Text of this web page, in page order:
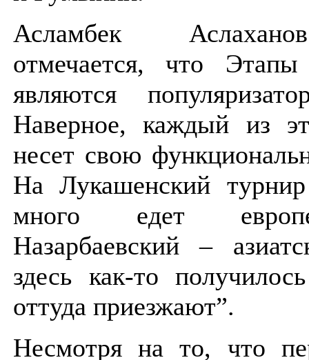
Асламбек
отмечается, что
являются
Наверное, каждый из
несет свою
На Лукашенский
много едет
Назарбаевский –
здесь как-то
оттуда приезжают”.
Несмотря на то, что